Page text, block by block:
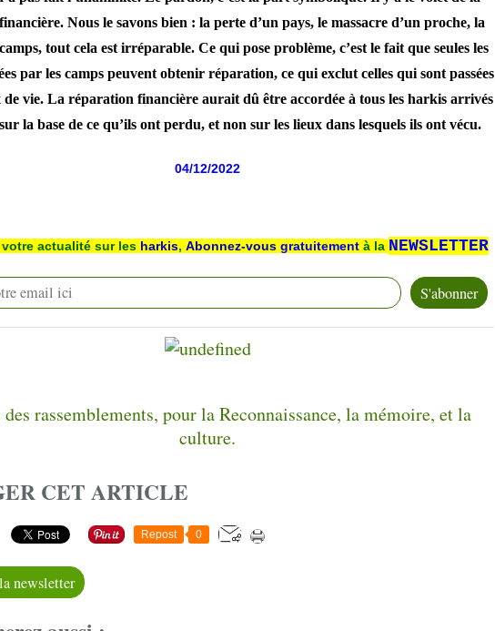
Nous le savons bien : la perte d’un pays, le massacre d’un proche, la
tout cela est irréparable. Ce qui pose problème, c’est le fait que seules les
par les camps peuvent obtenir réparation, ce qui exclut celles qui sont passées
de vie. La réparation financière aurait dû être accordée à tous les harkis arrivés
la base de ce qu’ils ont perdu, et non sur les lieux dans lesquels ils ont vécu.
04/12/2022
actualité sur les harkis, Abonnez-vous gratuitement à la NEWSLETTER
CET ARTICLE
Repost 0
newsletter